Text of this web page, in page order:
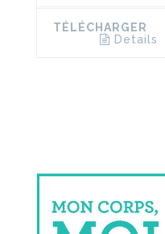
TÉLÉCHARGER
Details